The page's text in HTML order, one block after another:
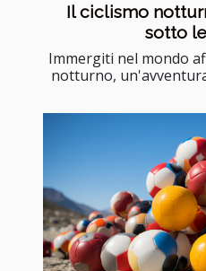
Il ciclismo
sotto
Immergiti nel mondo
notturno,